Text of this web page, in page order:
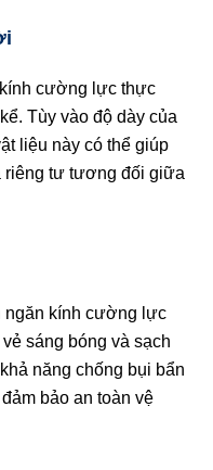
kính cường lực thực
Tùy vào độ dày của
liệu này có thể giúp
riêng tư tương đối giữa
ngăn kính cường lực
sáng bóng và sạch
năng chống bụi bẩn
bảo an toàn vệ